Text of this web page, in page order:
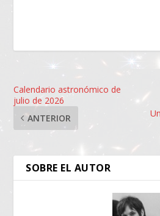
Calendario astronómico de
julio de 2026
ANTERIOR
SOBRE EL AUTOR